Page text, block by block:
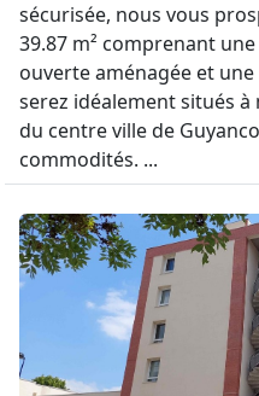
sécurisée, nous vous
39.87 m² comprenant
ouverte aménagée et une
serez idéalement situés
du centre ville de
commodités. ...